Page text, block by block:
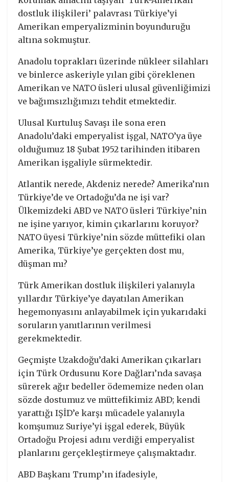
dostluk ilişkileri’ palavrası Türkiye’yi
Amerikan emperyalizminin boyunduruğu
altına sokmuştur.
Anadolu toprakları üzerinde nükleer silahları
ve binlerce askeriyle yılan gibi çöreklenen
Amerikan ve NATO üsleri ulusal güvenliğimizi
ve bağımsızlığımızı tehdit etmektedir.
Ulusal Kurtuluş Savaşı ile sona eren
Anadolu’daki emperyalist işgal, NATO’ya üye
olduğumuz 18 Şubat 1952 tarihinden itibaren
Amerikan işgaliyle sürmektedir.
Atlantik nerede, Akdeniz nerede? Amerika’nın
Türkiye’de ve Ortadoğu’da ne işi var?
Ülkemizdeki ABD ve NATO üsleri Türkiye’nin
ne işine yarıyor, kimin çıkarlarını koruyor?
NATO üyesi Türkiye’nin sözde müttefiki olan
Amerika, Türkiye’ye gerçekten dost mu,
düşman mı?
Türk Amerikan dostluk ilişkileri yalanıyla
yıllardır Türkiye’ye dayatılan Amerikan
hegemonyasını anlayabilmek için yukarıdaki
soruların yanıtlarının verilmesi
gerekmektedir.
Geçmişte Uzakdoğu’daki Amerikan çıkarları
için Türk Ordusunu Kore Dağları’nda savaşa
sürerek ağır bedeller ödememize neden olan
sözde dostumuz ve müttefikimiz ABD; kendi
yarattığı IŞİD’e karşı mücadele yalanıyla
komşumuz Suriye’yi işgal ederek, Büyük
Ortadoğu Projesi adını verdiği emperyalist
planlarını gerçekleştirmeye çalışmaktadır.
ABD Başkanı Trump’ın ifadesiyle,